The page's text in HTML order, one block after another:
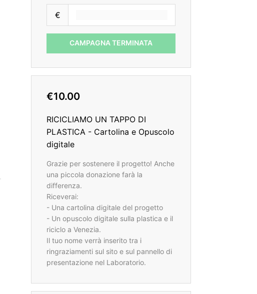
€
CAMPAGNA TERMINATA
€10.00
RICICLIAMO UN TAPPO DI
PLASTICA - Cartolina e Opuscolo
digitale
Grazie per sostenere il progetto! Anche
una piccola donazione farà la
differenza.
Riceverai:
- Una cartolina digitale del progetto
- Un opuscolo digitale sulla plastica e il
riciclo a Venezia.
Il tuo nome verrà inserito tra i
ringraziamenti sul sito e sul pannello di
presentazione nel Laboratorio.